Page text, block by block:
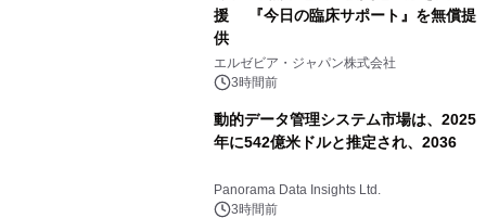
援 『今日の臨床サポート』を無償提
供
エルゼビア・ジャパン株式会社
3時間前
動的データ管理システム市場は、2025
年に542億米ドルと推定され、2036
Panorama Data Insights Ltd.
3時間前